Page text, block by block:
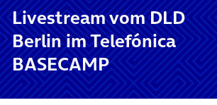
Livestream vom DLD
Berlin im Telefónica
BASECAMP